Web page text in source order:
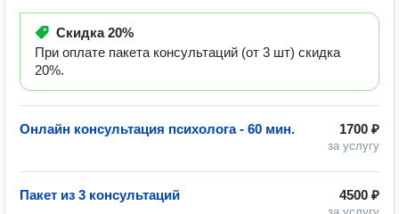
Скидка20%
При оплате пакета консультаций (от 3 шт) скидка
20%.
1700 ₽
за услугу
Онлайн консультация психолога - 60 мин.
4500 ₽
Пакет из 3 консультаций